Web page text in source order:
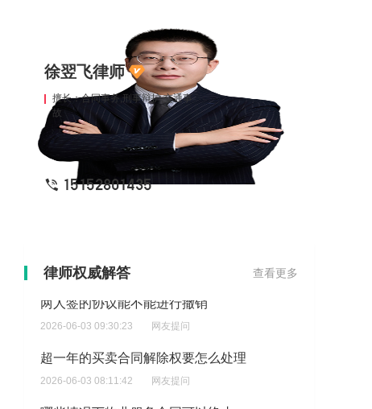
徐翌飞律师
擅长：合同事务,刑事辩护,交通事
故
15152801435
律师权威解答 查看更多
两人签的协议能不能进行撤销
超一年的买卖合同解除权要怎么处理
哪些情况下物业服务合同可以终止
2026-06-03 07:57:32